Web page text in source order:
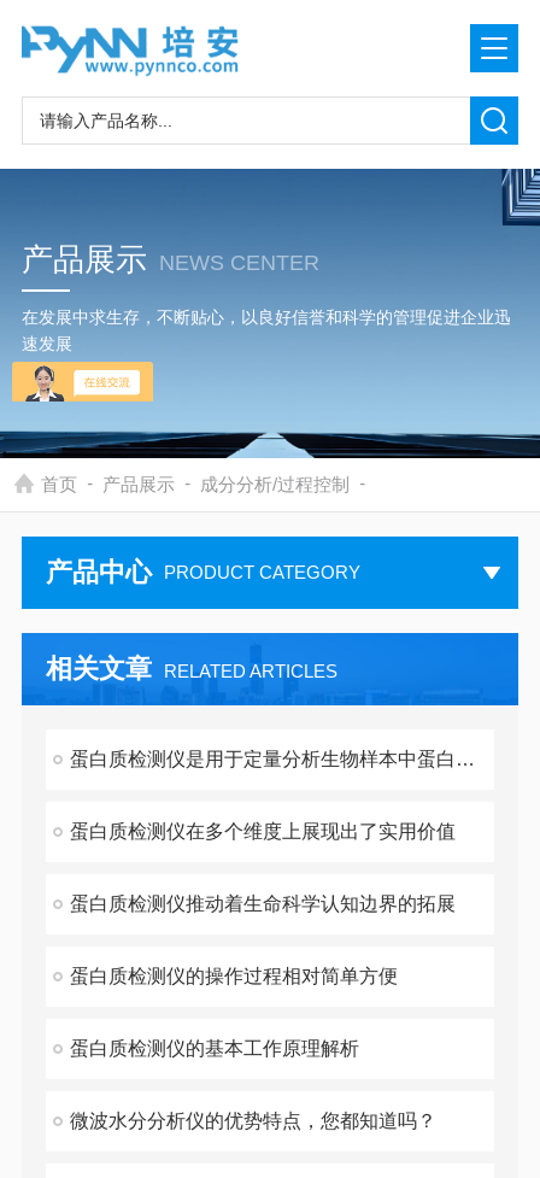
产品展示 NEWS CENTER
在发展中求生存，不断贴心，以良好信誉和科学的管理促进企业迅
速发展
首页 - 产品展示 - 成分分析/过程控制 -
产品中心 PRODUCT CATEGORY
相关文章 RELATED ARTICLES
蛋白质检测仪是用于定量分析生物样本中蛋白质含量的仪器设备
蛋白质检测仪在多个维度上展现出了实用价值
蛋白质检测仪推动着生命科学认知边界的拓展
蛋白质检测仪的操作过程相对简单方便
蛋白质检测仪的基本工作原理解析
微波水分分析仪的优势特点，您都知道吗？